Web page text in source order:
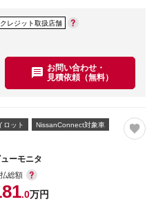
レジット取扱店舗
お問い合わせ・
見積依頼（無料）
ロット NissanConnect対象車
ーモニタ
総額
.0万円